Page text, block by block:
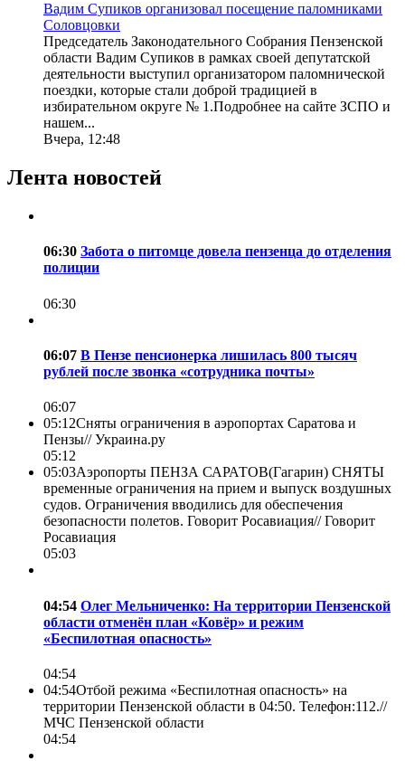
Вадим Супиков организовал посещение паломниками
Соловцовки
Председатель Законодательного Собрания Пензенской
области Вадим Супиков в рамках своей депутатской
деятельности выступил организатором паломнической
поездки, которые стали доброй традицией в
избирательном округе № 1.Подробнее на сайте ЗСПО и
нашем...
Вчера, 12:48
Лента новостей
06:30 Забота о питомце довела пензенца до отделения
полиции
06:30
06:07 В Пензе пенсионерка лишилась 800 тысяч
рублей после звонка «сотрудника почты»
06:07
05:12Сняты ограничения в аэропортах Саратова и
Пензы//Украина.ру
05:12
05:03Аэропорты ПЕНЗА САРАТОВ(Гагарин) СНЯТЫ
временные ограничения на прием и выпуск воздушных
судов. Ограничения вводились для обеспечения
безопасности полетов. Говорит Росавиация//Говорит
Росавиация
05:03
04:54 Олег Мельниченко: На территории Пензенской
области отменён план «Ковёр» и режим
«Беспилотная опасность»
04:54
04:54Отбой режима «Беспилотная опасность» на
территории Пензенской области в 04:50. Телефон:112.//
МЧС Пензенской области
04:54